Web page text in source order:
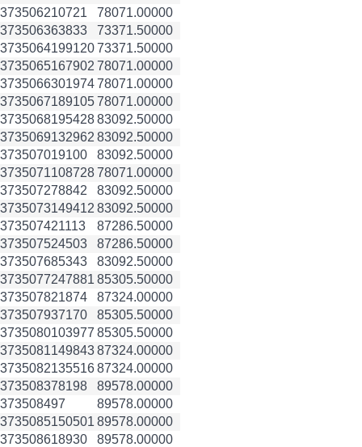
373506210721
78071.00000
373506363833
73371.50000
373506419912073371.50000
3735065167902 78071.00000
373506630197478071.00000
373506718910578071.00000
373506819542883092.50000
3735069132962 83092.50000
373507019100
83092.50000
373507110872878071.00000
373507278842
83092.50000
3735073149412 83092.50000
373507421113
87286.50000
373507524503
87286.50000
373507685343
83092.50000
3735077247881 85305.50000
373507821874
87324.00000
373507937170
85305.50000
3735080103977 85305.50000
373508114984387324.00000
373508213551687324.00000
373508378198
89578.00000
373508497
89578.00000
3735085150501 89578.00000
373508618930
89578.00000